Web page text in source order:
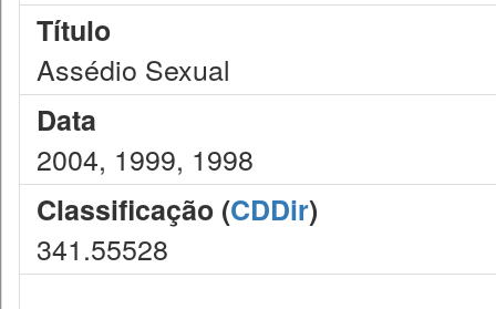
Título
Assédio Sexual
Data
2004, 1999, 1998
Classificação (CDDir)
341.55528